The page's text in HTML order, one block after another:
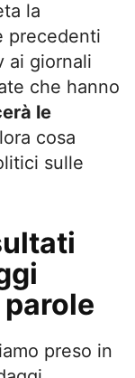
la
precedenti
ai giornali
che hanno
le
cosa
sulle
preso in